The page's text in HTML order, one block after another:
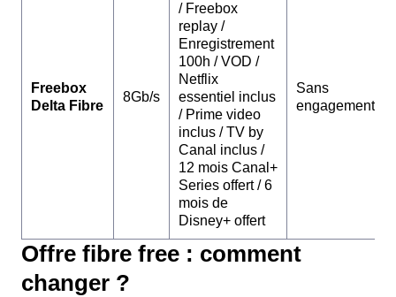
Freebox
Delta Fibre
8Gb/s
/ Freebox
replay /
Enregistrement
100h / VOD /
Netflix
essentiel inclus
/ Prime video
inclus / TV by
Canal inclus /
12 mois Canal+
Series offert / 6
mois de
Disney+ offert
Sans
engagement
Offre fibre free : comment
changer ?